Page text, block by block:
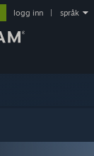
logg inn språk